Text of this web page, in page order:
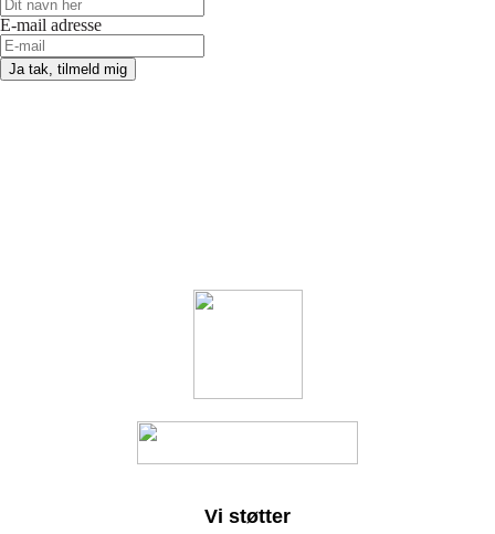
E-mail adresse
Ja tak, tilmeld mig
Vi støtter